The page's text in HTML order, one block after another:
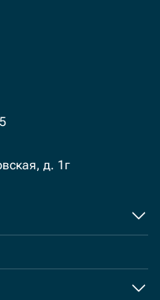
д. 1г